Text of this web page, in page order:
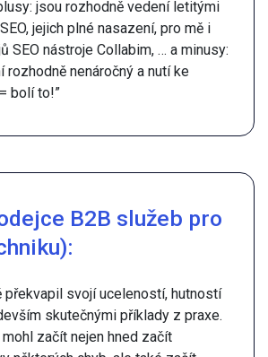
jsou rozhodně vedení letitými
jejich plné nasazení, pro mě i
SEO nástroje Collabim, … a minusy:
rozhodně nenáročný a nutí ke
bolí to!”
B2B služeb pro
překvapil svojí uceleností, hutností
skutečnými příklady z praxe.
začít nejen hned začít